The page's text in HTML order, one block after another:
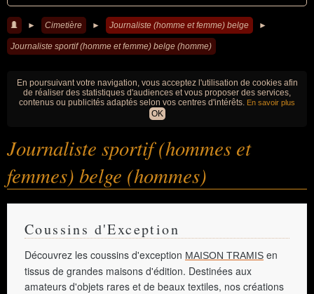
► Cimetière ► Journaliste (homme et femme) belge ►
Journaliste sportif (homme et femme) belge (homme)
En poursuivant votre navigation, vous acceptez l'utilisation de cookies afin
de réaliser des statistiques d'audiences et vous proposer des services,
contenus ou publicités adaptés selon vos centres d'intérêts. En savoir plus
OK
Journaliste sportif (hommes et
femmes) belge (hommes)
Coussins d'Exception
Découvrez les coussins d'exception MAISON TRAMIS en
tissus de grandes maisons d'édition. Destinées aux
amateurs d'objets rares et de beaux textiles, nos créations